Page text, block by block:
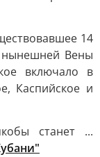
14
нынешней Вены
включало в
Каспийское и
станет ...